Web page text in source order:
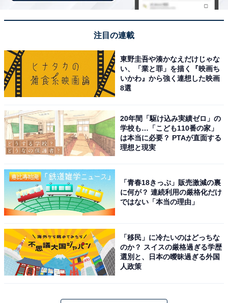
「どのくらい環境問題に貢献するの？」……ファ
ミマの見込みは？
一方で、反対派からは「フォーク廃止によってどのくら
い環境問題に貢献するかが不明（47歳男性）」「フォー
ークを辞めても環境問題に配慮することにはならないと
思うし、パスタはもう買わないと思う（26歳女性）」
「環境と利便性を天秤にかけた感じがない、使う人のこ
した。
ファミリーマートは「フォーク廃止」によって、竹箸な
注目の連載
東野圭吾や湊かなえだけじゃな
い、「業と罪」を描く『映画ち
いかわ』から強く連想した映画
8選
20年間「駆け込み実績ゼロ」の
学校も…「こども110番の家」
は本当に必要？ PTAが直面する
理想と現実
「青春18きっぷ」販売激減の裏
に何が？ 連続利用の厳格化だけ
ではない「本当の理由」
「移民」に冷たいのはどっちな
のか？ スイスの厳格過ぎる学歴
選別と、日本の曖昧過ぎる外国
人政策